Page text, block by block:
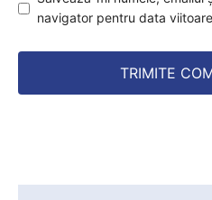
navigator pentru data